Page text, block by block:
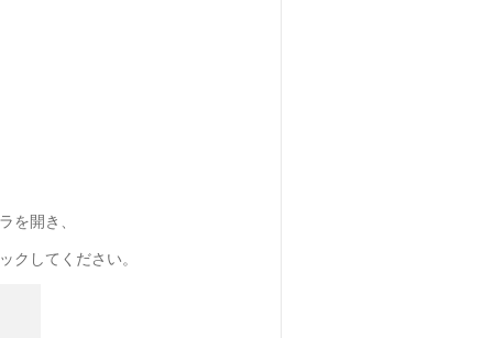
を開き、
してください。